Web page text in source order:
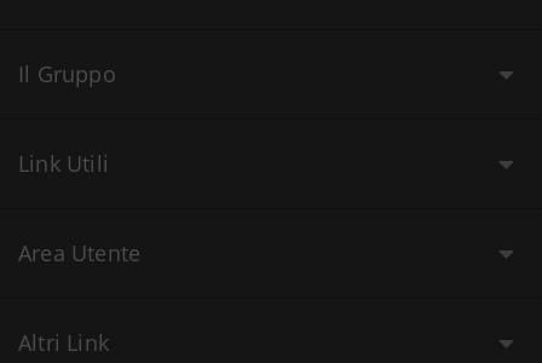
Il Gruppo
Link Utili
Area Utente
Altri Link